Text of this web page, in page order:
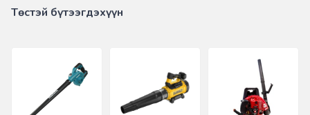
Төстэй бүтээгдэхүүн